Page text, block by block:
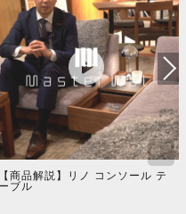
【商品解説】リノ コンソール テ
ーブル